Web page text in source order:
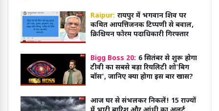
Raipur: रायपुर में भगवान शिव पर
कथित आपत्तिजनक टिप्पणी से बवाल,
क्रिश्चियन फोरम पदाधिकारी गिरफ्तार
Bigg Boss 20: 6 सितंबर से शुरू होगा
टीवी का सबसे बड़ा रियलिटी शो'बिग
बॉस', जानिए क्या होगा इस बार खास?
आज घर से संभलकर निकलें! 15 राज्यों